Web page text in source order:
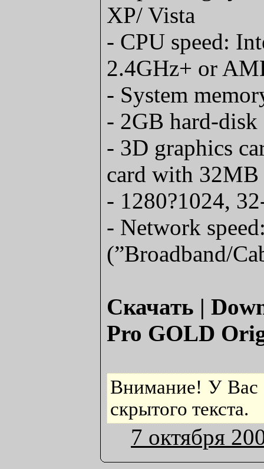
XP/ Vista
- CPU speed:
2.4GHz+ or
- System
- 2GB hard-disk
- 3D graphics
card with
- 1280?1024,
- Network
(”Broadband/
Скачать |
Pro GOLD
Внимание! У Вас
скрытого текста.
7 октября